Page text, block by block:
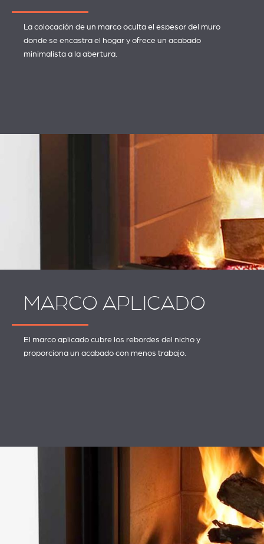
La colocación de un marco oculta el espesor del muro
donde se encastra el hogar y ofrece un acabado
minimalista a la abertura.
MARCO APLICADO
El marco aplicado cubre los rebordes del nicho y
proporciona un acabado con menos trabajo.